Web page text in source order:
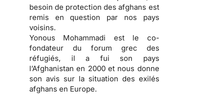
besoin de protection des afghans est
remis en question par nos pays
voisins.
Yonous Mohammadi est le co-
fondateur du forum grec des
réfugiés, il a fui son pays
l’Afghanistan en 2000 et nous donne
son avis sur la situation des exilés
afghans en Europe.